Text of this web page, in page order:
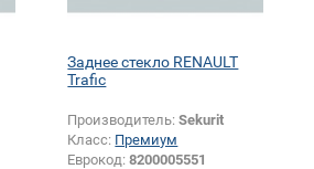
Заднее стекло RENAULT
Trafic
Производитель:Sekurit
Класс: Премиум
Еврокод:8200005551